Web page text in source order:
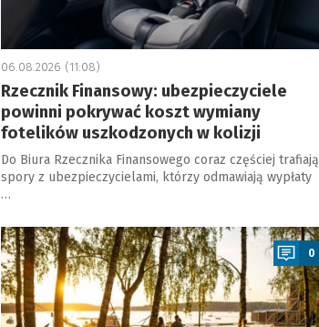
06.08.2026 (11:08)
Rzecznik Finansowy: ubezpieczyciele
powinni pokrywać koszt wymiany
fotelików uszkodzonych w kolizji
Do Biura Rzecznika Finansowego coraz częściej trafiają
spory z ubezpieczycielami, którzy odmawiają wypłaty
…
a
0